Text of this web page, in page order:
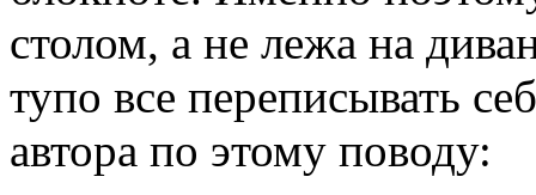
столом, а не лежа на
тупо все переписывать
автора по этому поводу: